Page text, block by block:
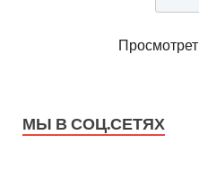
МЫ В СОЦ.СЕТЯХ